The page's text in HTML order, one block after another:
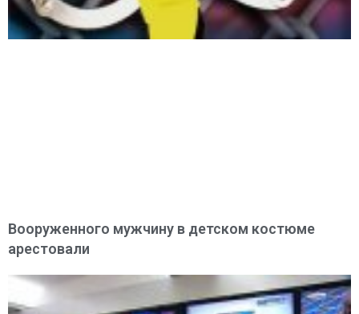
Вооруженного мужчину в детском костюме
арестовали